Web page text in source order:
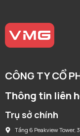
CÔNG TY CỔ
Thông tin liên
Trụ sở chính
Tầng 6 Peakview Tower,